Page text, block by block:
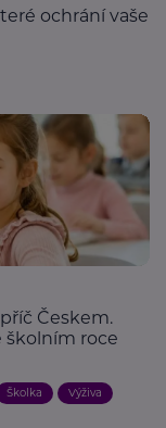
ochrání vaše
Českem.
školním roce
Školka Výživa